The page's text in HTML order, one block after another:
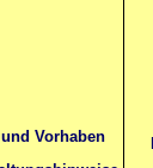
Vorhaben